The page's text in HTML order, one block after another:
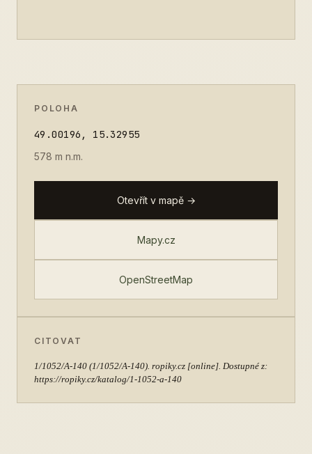
POLOHA
49.00196, 15.32955
578 m n.m.
Otevřít v mapě →
Mapy.cz
OpenStreetMap
CITOVAT
1/1052/A-140 (1/1052/A-140). ropiky.cz [online]. Dostupné z:
https://ropiky.cz/katalog/1-1052-a-140